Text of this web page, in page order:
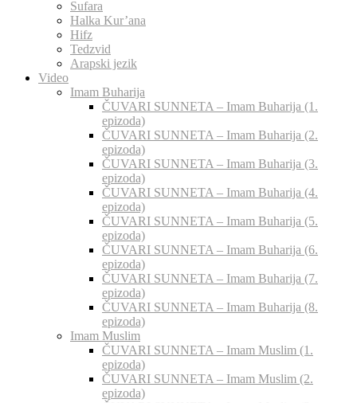
Sufara
Halka Kur’ana
Hifz
Tedzvid
Arapski jezik
Video
Imam Buharija
ČUVARI SUNNETA – Imam Buharija (1.
epizoda)
ČUVARI SUNNETA – Imam Buharija (2.
epizoda)
ČUVARI SUNNETA – Imam Buharija (3.
epizoda)
ČUVARI SUNNETA – Imam Buharija (4.
epizoda)
ČUVARI SUNNETA – Imam Buharija (5.
epizoda)
ČUVARI SUNNETA – Imam Buharija (6.
epizoda)
ČUVARI SUNNETA – Imam Buharija (7.
epizoda)
ČUVARI SUNNETA – Imam Buharija (8.
epizoda)
Imam Muslim
ČUVARI SUNNETA – Imam Muslim (1.
epizoda)
ČUVARI SUNNETA – Imam Muslim (2.
epizoda)